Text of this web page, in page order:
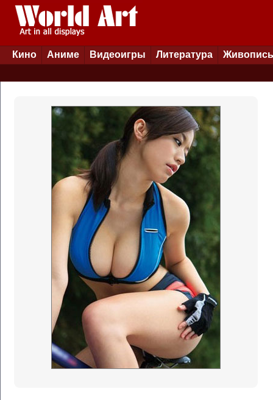
Кино Аниме Видеоигры Литература Живопись